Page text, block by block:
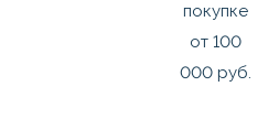
покупке
от 100
000 руб.